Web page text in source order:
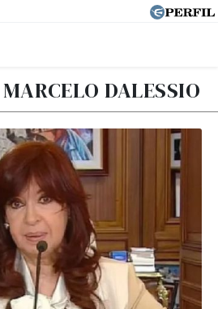
DALESSIO